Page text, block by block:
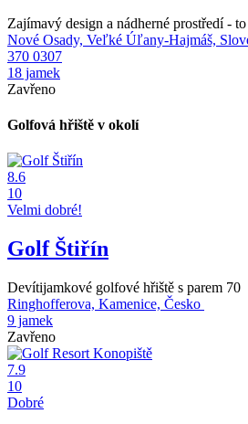
Zajímavý design a nádherné prostředí -
Nové Osady, Veľké Úľany-Hajmáš,
370 0307
18 jamek
Zavřeno
Golfová hřiště v okolí
8.6
10
Velmi dobré!
Golf Štiřín
Devítijamkové golfové hřiště s parem 70
Ringhofferova, Kamenice, Česko
9 jamek
Zavřeno
7.9
10
Dobré